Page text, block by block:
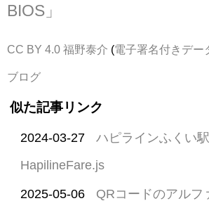
BIOS」
CC BY 4.0 福野泰介 (電子署名付きデー
ブログ
似た記事リンク
2024-03-27
ハピラインふくい
HapilineFare.js
2025-05-06
QRコードのアルフ